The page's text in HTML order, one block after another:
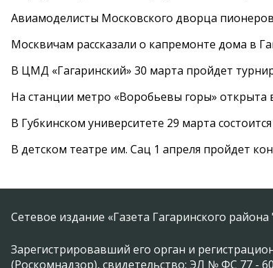
Авиамоделисты Московского дворца
Москвичам рассказали о капремонте дома в
В ЦМД «Гагаринский» 30 марта пройдет
На станции метро «Воробьевы горы»
В Губкинском университете 29 марта
В детском театре им. Сац 1 апреля пройдет
Сетевое издание «Газета Гагаринского
Зарегистрировавший его орган и
(Роскомнадзор), свидетельство: ЭЛ № ФС 77 -